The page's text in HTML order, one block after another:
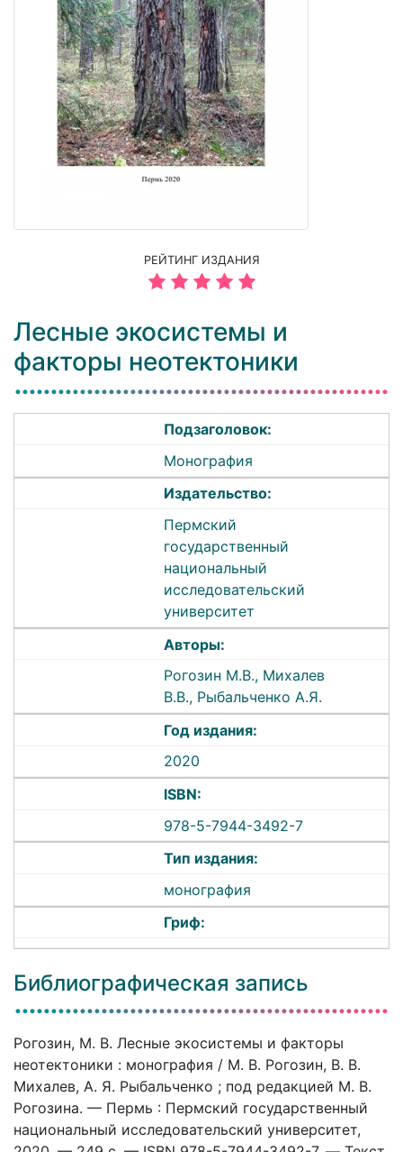
РЕЙТИНГ ИЗДАНИЯ
Лесные экосистемы и
факторы неотектоники
Подзаголовок:
Монография
Издательство:
Пермский
государственный
национальный
исследовательский
университет
Авторы:
Рогозин М.В., Михалев
В.В., Рыбальченко А.Я.
Год издания:
2020
ISBN:
978-5-7944-3492-7
Тип издания:
монография
Гриф:
Библиографическая запись
Рогозин, М. В. Лесные экосистемы и факторы
неотектоники : монография / М. В. Рогозин, В. В.
Михалев, А. Я. Рыбальченко ; под редакцией М. В.
Рогозина. — Пермь : Пермский государственный
национальный исследовательский университет,